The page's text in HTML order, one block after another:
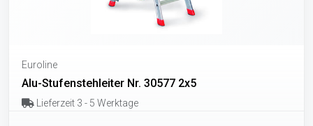
Euroline
Alu-Stufenstehleiter Nr. 30577 2x5
Lieferzeit 3 - 5 Werktage